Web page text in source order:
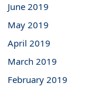
June 2019
May 2019
April 2019
March 2019
February 2019